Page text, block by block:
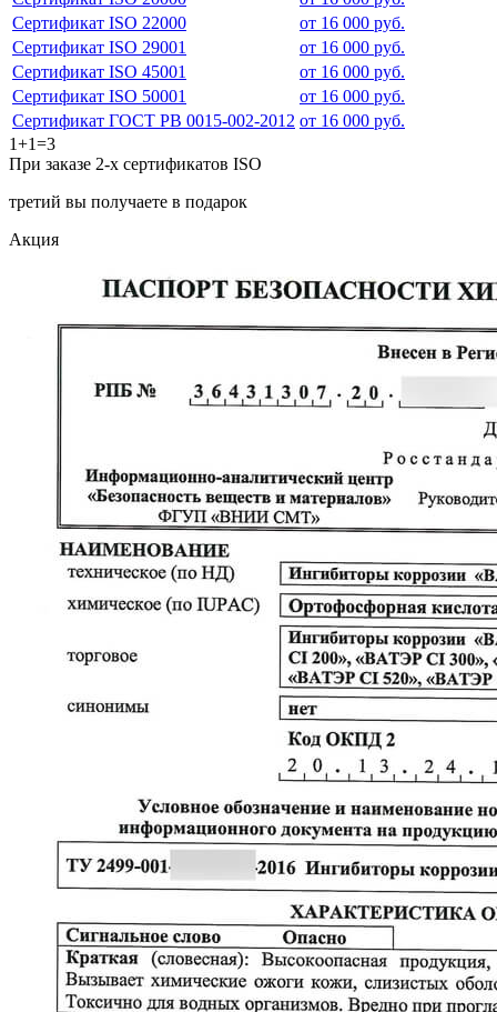
Сертификат ISO 22000
от 16 000 руб.
Сертификат ISO 29001
от 16 000 руб.
Сертификат ISO 45001
от 16 000 руб.
Сертификат ISO 50001
от 16 000 руб.
Сертификат ГОСТ РВ 0015-002-2012 от 16 000 руб.
1+1=3
При заказе 2-х сертификатов ISO
третий вы получаете в подарок
Акция